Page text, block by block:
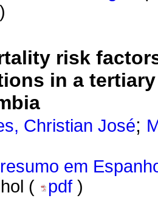
)
risk
in a
Christian José;
resumo em
(
pdf )